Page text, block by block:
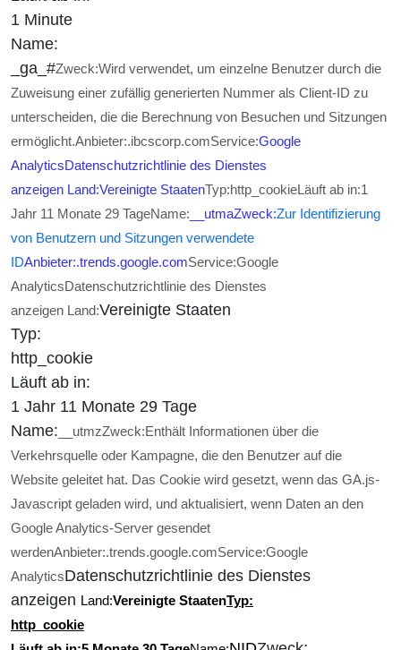
1 Minute
Name:
_ga_#Zweck:Wird verwendet, um einzelne Benutzer durch die
Zuweisung einer zufällig generierten Nummer als Client-ID zu
unterscheiden, die die Berechnung von Besuchen und Sitzungen
ermöglicht.Anbieter:.ibcscorp.comService:Google
AnalyticsDatenschutzrichtlinie des Dienstes
anzeigen Land:Vereinigte StaatenTyp:http_cookieLäuft ab in:1
Jahr 11 Monate 29 TageName: __utmaZweck:Zur Identifizierung
von Benutzern und Sitzungen verwendete
IDAnbieter:.trends.google.comService:Google
AnalyticsDatenschutzrichtlinie des Dienstes
anzeigen Land:Vereinigte Staaten
Typ:
http_cookie
Läuft ab in:
1 Jahr 11 Monate 29 Tage
Name: __utmzZweck:Enthält Informationen über die
Verkehrsquelle oder Kampagne, die den Benutzer auf die
Website geleitet hat. Das Cookie wird gesetzt, wenn das GA.js-
Javascript geladen wird, und aktualisiert, wenn Daten an den
Google Analytics-Server gesendet
werdenAnbieter:.trends.google.comService:Google
AnalyticsDatenschutzrichtlinie des Dienstes
anzeigen Land:Vereinigte StaatenTyp:
http_cookie